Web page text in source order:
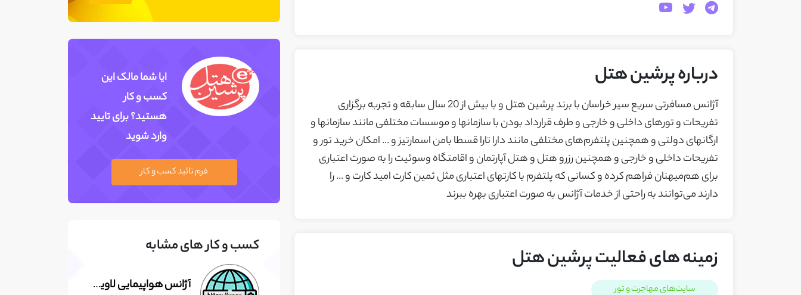
درباره پرشین هتل
آژانس مسافرتی سریع سیر خراسان با برند پرشین هتل و با بیش از 20 سال سابقه و تجربه برگزاری
تفریحات و تورهای داخلی و خارجی و طرف قرارداد بودن با سازمان‎ها و موسسات مختلفی مانند سازمانها و
ارگانهای دولتی و همچنین پلتفرم‌های مختلفی مانند دارا تارا قسطا بامن اسمارتیز و ... امکان خرید تور و
تفریحات داخلی و خارجی و همچنین رزرو هتل و هتل آپارتمان و اقامتگاه وسوئیت را به صورت اعتباری
برای هم‌میهنان فراهم کرده و کسانی که پلتفرم یا کارتهای اعتباری مثل ثمین کارت امید کارت و ... را
دارند می‌توانند به راحتی از خدمات آژانس به صورت اعتباری بهره ببرند
زمینه های فعالیت پرشین هتل
سایت‌های مهاجرت و تور
ایا شما مالک این
کسب و کار
هستید؟ برای تایید
وارد شوید
فرم تائید کسب و کار
کسب و کار های مشابه
آژانس هواپیمایی لاوین گشت پارس